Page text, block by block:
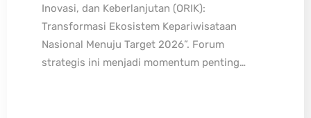
Inovasi, dan Keberlanjutan (ORIK):
Transformasi Ekosistem Kepariwisataan
Nasional Menuju Target 2026”. Forum
strategis ini menjadi momentum penting…